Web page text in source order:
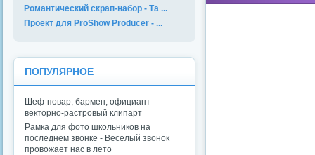
Романтический скрап-набор - Та ...
Проект для ProShow Producer - ...
ПОПУЛЯРНОЕ
Шеф-повар, бармен, официант –
векторно-растровый клипарт
Рамка для фото школьников на
последнем звонке - Веселый звонок
провожает нас в лето